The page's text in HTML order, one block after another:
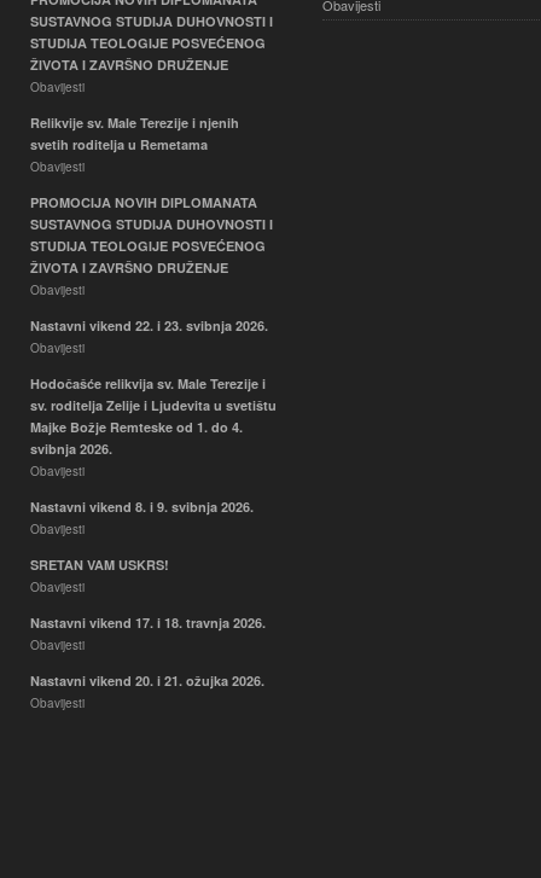
SUSTAVNOG STUDIJA DUHOVNOSTI I
STUDIJA TEOLOGIJE POSVEĆENOG
ŽIVOTA I ZAVRŠNO DRUŽENJE
Obavijesti
Relikvije sv. Male Terezije i njenih
svetih roditelja u Remetama
Obavijesti
PROMOCIJA NOVIH DIPLOMANATA
SUSTAVNOG STUDIJA DUHOVNOSTI I
STUDIJA TEOLOGIJE POSVEĆENOG
ŽIVOTA I ZAVRŠNO DRUŽENJE
Obavijesti
Nastavni vikend 22. i 23. svibnja 2026.
Obavijesti
Hodočašće relikvija sv. Male Terezije i
sv. roditelja Zelije i Ljudevita u svetištu
Majke Božje Remteske od 1. do 4.
svibnja 2026.
Obavijesti
Nastavni vikend 8. i 9. svibnja 2026.
Obavijesti
SRETAN VAM USKRS!
Obavijesti
Nastavni vikend 17. i 18. travnja 2026.
Obavijesti
Nastavni vikend 20. i 21. ožujka 2026.
Obavijesti
Obavijesti